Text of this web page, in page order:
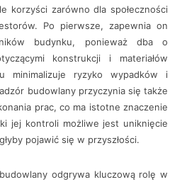
korzyści zarówno dla społeczności
Po pierwsze, zapewnia on
budynku, ponieważ dba o
konstrukcji i materiałów
minimalizuje ryzyko wypadków i
budowlany przyczynia się także
prac, co ma istotne znaczenie
jej kontroli możliwe jest uniknięcie
pojawić się w przyszłości.
odgrywa kluczową rolę w